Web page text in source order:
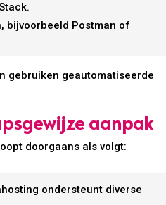
bijvoorbeeld Postman of
gebruiken geautomatiseerde
aanpak
doorgaans als volgt:
ondersteunt diverse